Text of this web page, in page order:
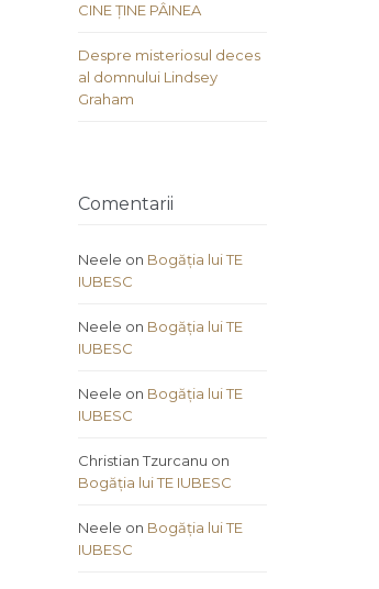
CINE ȚINE PÂINEA
Despre misteriosul deces
al domnului Lindsey
Graham
Comentarii
Neele on Bogăția lui TE
IUBESC
Neele on Bogăția lui TE
IUBESC
Neele on Bogăția lui TE
IUBESC
Christian Tzurcanu on
Bogăția lui TE IUBESC
Neele on Bogăția lui TE
IUBESC